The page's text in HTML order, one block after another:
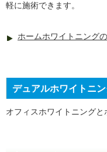
軽に施術できます。
ホームホワイトニング
デュアルホワイトニ
オフィスホワイトニング